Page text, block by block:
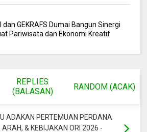
dan GEKRAFS Dumai Bangun Sinergi
Pariwisata dan Ekonomi Kreatif
REPLIES
(BALASAN)
RANDOM (ACAK)
ADAKAN PERTEMUAN PERDANA
ARAH, & KEBIJAKAN ORI 2026 -